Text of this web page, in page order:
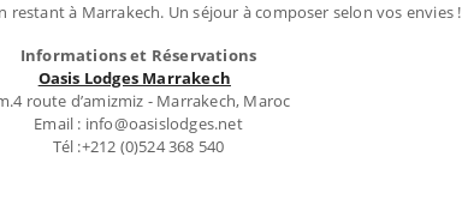
restant à Marrakech. Un séjour à composer selon vos envies !
Informations et Réservations
Oasis Lodges Marrakech
route d’amizmiz - Marrakech, Maroc
Email : info@oasislodges.net
Tél :+212 (0)524 368 540